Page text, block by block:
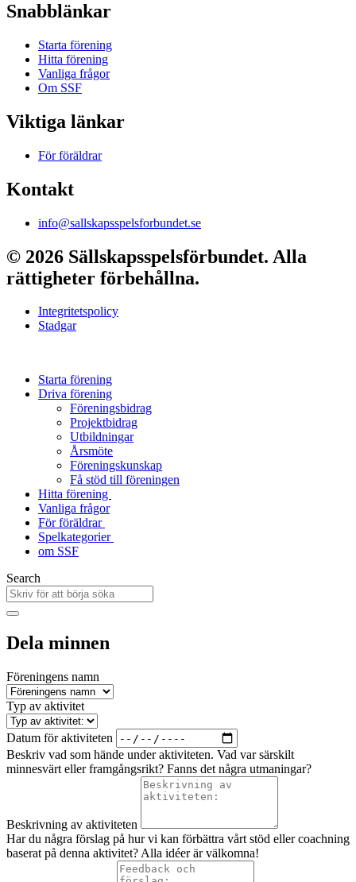
Snabblänkar
Starta förening
Hitta förening
Vanliga frågor
Om SSF
Viktiga länkar
För föräldrar
Kontakt
info@sallskapsspelsforbundet.se
© 2026 Sällskapsspelsförbundet. Alla
rättigheter förbehållna.
Integritetspolicy
Stadgar
Starta förening
Driva förening
Föreningsbidrag
Projektbidrag
Utbildningar
Årsmöte
Föreningskunskap
Få stöd till föreningen
Hitta förening
Vanliga frågor
För föräldrar
Spelkategorier
om SSF
Search
Dela minnen
Föreningens namn
Typ av aktivitet
Datum för aktiviteten
Beskriv vad som hände under aktiviteten. Vad var särskilt
minnesvärt eller framgångsrikt? Fanns det några utmaningar?
Beskrivning av aktiviteten
Har du några förslag på hur vi kan förbättra vårt stöd eller coachning
baserat på denna aktivitet? Alla idéer är välkomna!